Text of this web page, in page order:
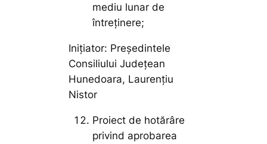
mediu lunar de
întreținere;
Inițiator: Președintele
Consiliului Județean
Hunedoara, Laurențiu
Nistor
Proiect de hotărâre
privind aprobarea